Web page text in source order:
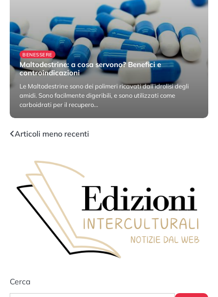
BENESSERE
Maltodestrine: a cosa servono? Benefici e
controindicazioni
Le Maltodestrine sono dei polimeri ricavati dall’idrolisi degli
amidi. Sono facilmente digeribili, e sono utilizzati come
carboidrati per il recupero…
7 Settembre 2022
Navigazione
Articoli meno recenti
Cerca